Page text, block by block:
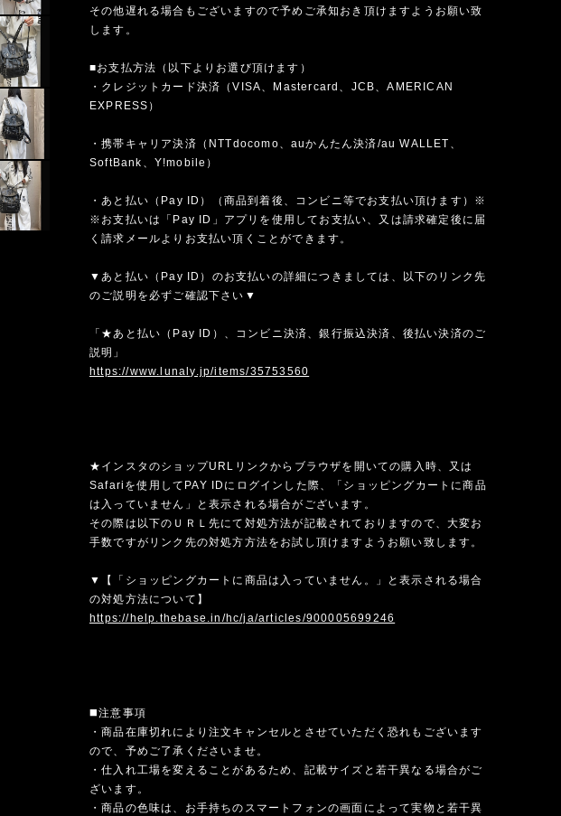
その他遅れる場合もございますので予めご承知おき頂けますようお願い致
します。
■お支払方法（以下よりお選び頂けます）
・クレジットカード決済（VISA、Mastercard、JCB、AMERICAN
EXPRESS）
・携帯キャリア決済（NTTdocomo、auかんたん決済/au WALLET、
SoftBank、Y!mobile）
・あと払い（Pay ID）（商品到着後、コンビニ等でお支払い頂けます）※
※お支払いは「Pay ID」アプリを使用してお支払い、又は請求確定後に届
く請求メールよりお支払い頂くことができます。
▼あと払い（Pay ID）のお支払いの詳細につきましては、以下のリンク先
のご説明を必ずご確認下さい▼
「★あと払い（Pay ID）、コンビニ決済、銀行振込決済、後払い決済のご
説明」
https://www.lunaly.jp/items/35753560
★インスタのショップURLリンクからブラウザを開いての購入時、又は
Safariを使用してPAY IDにログインした際、「ショッピングカートに商品
は入っていません」と表示される場合がございます。
その際は以下のＵＲＬ先にて対処方法が記載されておりますので、大変お
手数ですがリンク先の対処方方法をお試し頂けますようお願い致します。
▼【「ショッピングカートに商品は入っていません。」と表示される場合
の対処方法について】
https://help.thebase.in/hc/ja/articles/900005699246
◼️注意事項
・商品在庫切れにより注文キャンセルとさせていただく恐れもございます
ので、予めご了承くださいませ。
・仕入れ工場を変えることがあるため、記載サイズと若干異なる場合がご
ざいます。
・商品の色味は、お手持ちのスマートフォンの画面によって実物と若干異